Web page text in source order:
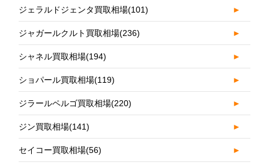
ジェラルドジェンタ買取相場(101) ►
ジャガールクルト買取相場(236) ►
シャネル買取相場(194) ►
ショパール買取相場(119) ►
ジラールペルゴ買取相場(220) ►
ジン買取相場(141) ►
セイコー買取相場(56) ►